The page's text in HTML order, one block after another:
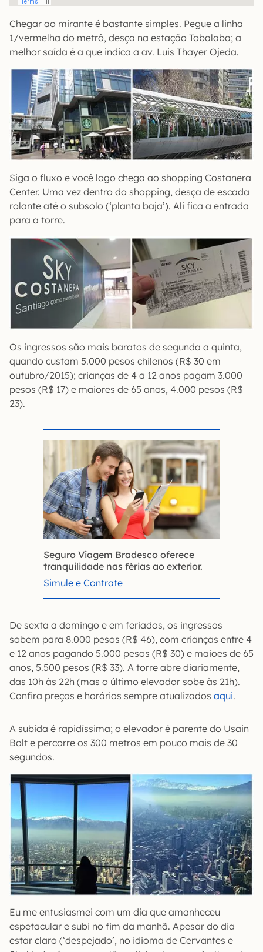
Chegar ao mirante é bastante simples. Pegue a linha
1/vermelha do metrô, desça na estação Tobalaba; a
melhor saída é a que indica a av. Luis Thayer Ojeda.
Siga o fluxo e você logo chega ao shopping Costanera
Center. Uma vez dentro do shopping, desça de escada
rolante até o subsolo (‘planta baja’). Ali fica a entrada
para a torre.
Os ingressos são mais baratos de segunda a quinta,
quando custam 5.000 pesos chilenos (R$ 30 em
outubro/2015); crianças de 4 a 12 anos pagam 3.000
pesos (R$ 17) e maiores de 65 anos, 4.000 pesos (R$
23).
Seguro Viagem Bradesco oferece
tranquilidade nas férias ao exterior.
Simule e Contrate
De sexta a domingo e em feriados, os ingressos
sobem para 8.000 pesos (R$ 46), com crianças entre 4
e 12 anos pagando 5.000 pesos (R$ 30) e maioes de 65
anos, 5.500 pesos (R$ 33). A torre abre diariamente,
das 10h às 22h (mas o último elevador sobe às 21h).
Confira preços e horários sempre atualizados aqui.
A subida é rapidíssima; o elevador é parente do Usain
Bolt e percorre os 300 metros em pouco mais de 30
segundos.
Eu me entusiasmei com um dia que amanheceu
espetacular e subi no fim da manhã. Apesar do dia
estar claro (‘despejado’, no idioma de Cervantes e